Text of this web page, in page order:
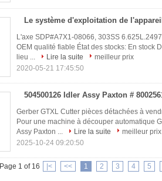
L'axe SDP#A7X1-08066, 303SS
OEM qualité fiable État des stocks: En stock
lieu ...
Lire la suite
meilleur prix
2020-05-21 17:45:50
Gerber GTXL Cutter pièces détachées à
Pour une machine à découper automatique
Assy Paxton ...
Lire la suite
meilleur prix
2025-10-24 09:20:50
Page 1 of 16 |< << 1 2 3 4 5